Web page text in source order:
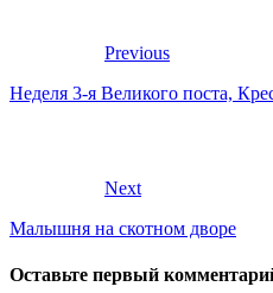
Previous
Неделя 3-я Великого поста,
Next
Малышня на скотном дворе
Оставьте первый